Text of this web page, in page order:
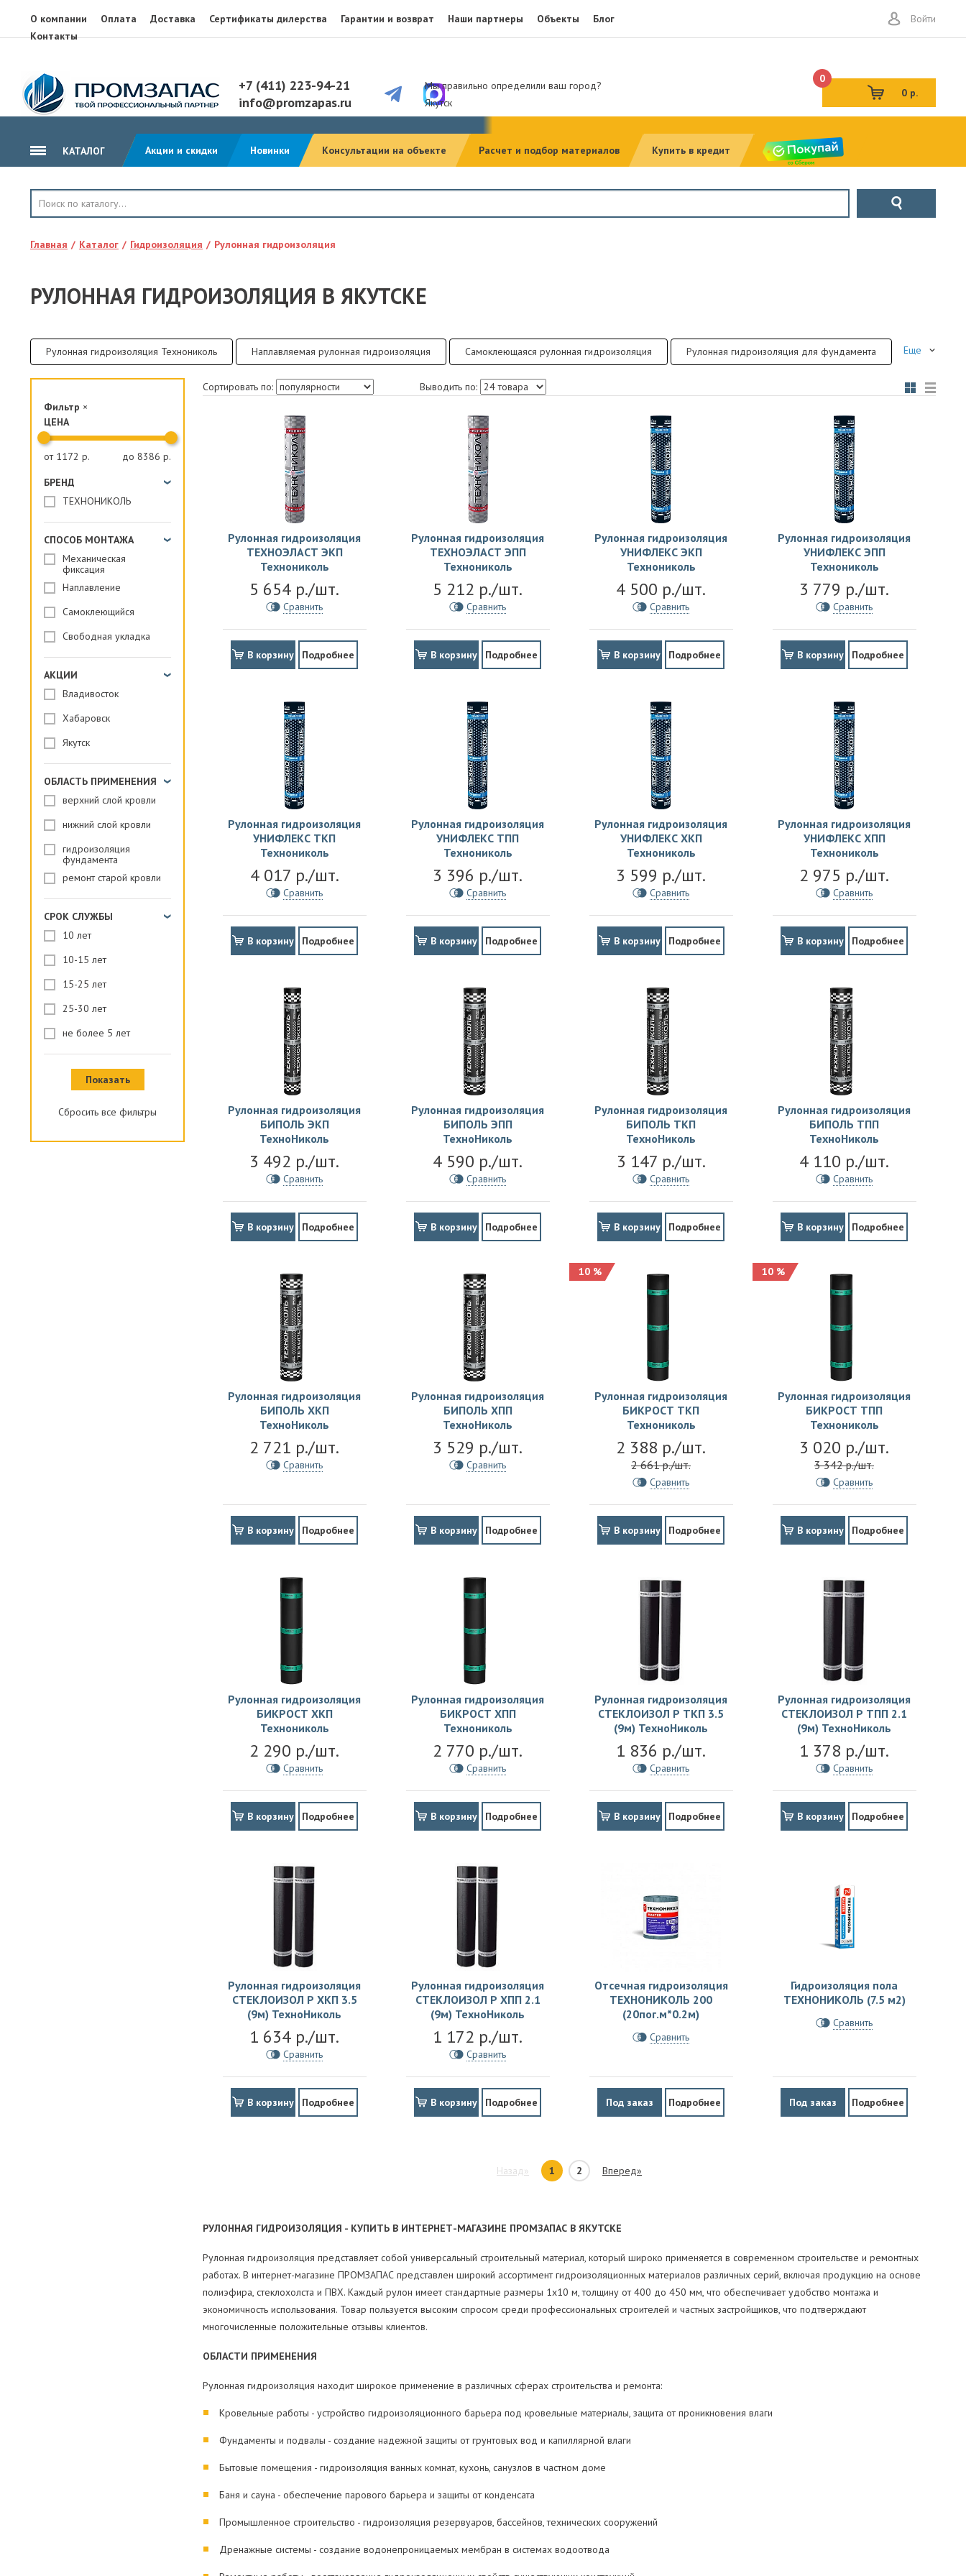
О компании Оплата Доставка Сертификаты дилерства Гарантии и возврат Наши партнеры Объекты
Блог
Контакты
Войти
+7 (411) 223-94-21
info@promzapas.ru
Мы правильно определили ваш город?
Якутск
0
0 р.
КАТАЛОГ Акции и скидки Новинки Консультации на объекте Расчет и подбор материалов Купить в кредит
ГИДРОИЗОЛЯЦИЯ
ТЕПЛОИЗОЛЯЦИЯ
КЛЕЙ, ПЕНА, ГЕРМЕТИКИ
ПАРОИЗОЛЯЦИЯ И ГИДРОВЕТРОЗАЩИТА
ОГНЕЗАЩИТА, МАТЫ
СТРОИТЕЛЬНАЯ ХИМИЯ
КРЕПЕЖИ
ГИДРОШПОНКИ
Главная Каталог Гидроизоляция Рулонная гидроизоляция
РУЛОННАЯ ГИДРОИЗОЛЯЦИЯ В ЯКУТСКЕ
Рулонная гидроизоляция Технониколь Наплавляемая рулонная гидроизоляция Самоклеющаяся рулонная гидроизоляция Рулонная гидроизоляция для фундамента Еще
Фильтр ×
ЦЕНА
от 1172 р. до 8386 р.
БРЕНД
ТЕХНОНИКОЛЬ
СПОСОБ МОНТАЖА
Механическая
фиксация
Наплавление
Самоклеющийся
Свободная укладка
АКЦИИ
Владивосток
Хабаровск
Якутск
ОБЛАСТЬ ПРИМЕНЕНИЯ
верхний слой кровли
нижний слой кровли
гидроизоляция
фундамента
ремонт старой кровли
СРОК СЛУЖБЫ
10 лет
10-15 лет
15-25 лет
25-30 лет
не более 5 лет
Сортировать по: Выводить по:
Рулонная гидроизоляция
ТЕХНОЭЛАСТ ЭКП
Технониколь
5 654 р./шт.
Сравнить
В корзину Подробнее
Рулонная гидроизоляция
ТЕХНОЭЛАСТ ЭПП
Технониколь
5 212 р./шт.
Сравнить
В корзину Подробнее
Рулонная гидроизоляция
УНИФЛЕКС ЭКП
Технониколь
4 500 р./шт.
Сравнить
В корзину Подробнее
Рулонная гидроизоляция
УНИФЛЕКС ЭПП
Технониколь
3 779 р./шт.
Сравнить
В корзину Подробнее
Рулонная гидроизоляция
УНИФЛЕКС ТКП
Технониколь
4 017 р./шт.
Сравнить
В корзину Подробнее
Рулонная гидроизоляция
УНИФЛЕКС ТПП
Технониколь
3 396 р./шт.
Сравнить
В корзину Подробнее
Рулонная гидроизоляция
УНИФЛЕКС ХКП
Технониколь
3 599 р./шт.
Сравнить
В корзину Подробнее
Рулонная гидроизоляция
УНИФЛЕКС ХПП
Технониколь
2 975 р./шт.
Сравнить
В корзину Подробнее
Рулонная гидроизоляция
БИПОЛЬ ЭКП
ТехноНиколь
3 492 р./шт.
Сравнить
В корзину Подробнее
Рулонная гидроизоляция
БИПОЛЬ ЭПП
ТехноНиколь
4 590 р./шт.
Сравнить
В корзину Подробнее
Рулонная гидроизоляция
БИПОЛЬ ТКП
ТехноНиколь
3 147 р./шт.
Сравнить
В корзину Подробнее
Рулонная гидроизоляция
БИПОЛЬ ТПП
ТехноНиколь
4 110 р./шт.
Сравнить
В корзину Подробнее
Рулонная гидроизоляция
БИПОЛЬ ХКП
ТехноНиколь
2 721 р./шт.
Сравнить
В корзину Подробнее
Рулонная гидроизоляция
БИПОЛЬ ХПП
ТехноНиколь
3 529 р./шт.
Сравнить
В корзину Подробнее
10 %
Рулонная гидроизоляция
БИКРОСТ ТКП
Технониколь
2 388 р./шт.
2 661 р./шт.
Сравнить
В корзину Подробнее
10 %
Рулонная гидроизоляция
БИКРОСТ ТПП
Технониколь
3 020 р./шт.
3 342 р./шт.
Сравнить
В корзину Подробнее
Рулонная гидроизоляция
БИКРОСТ ХКП
Технониколь
2 290 р./шт.
Сравнить
В корзину Подробнее
Рулонная гидроизоляция
БИКРОСТ ХПП
Технониколь
2 770 р./шт.
Сравнить
В корзину Подробнее
Рулонная гидроизоляция
СТЕКЛОИЗОЛ Р TКП 3.5
(9м) ТехноНиколь
1 836 р./шт.
Сравнить
В корзину Подробнее
Рулонная гидроизоляция
СТЕКЛОИЗОЛ Р TПП 2.1
(9м) ТехноНиколь
1 378 р./шт.
Сравнить
В корзину Подробнее
Рулонная гидроизоляция
СТЕКЛОИЗОЛ Р ХКП 3.5
(9м) ТехноНиколь
1 634 р./шт.
Сравнить
В корзину Подробнее
Рулонная гидроизоляция
СТЕКЛОИЗОЛ Р ХПП 2.1
(9м) ТехноНиколь
1 172 р./шт.
Сравнить
В корзину Подробнее
Отсечная гидроизоляция
ТЕХНОНИКОЛЬ 200
(20пог.м*0.2м)
Сравнить
Под заказ Подробнее
Гидроизоляция пола
ТЕХНОНИКОЛЬ (7.5 м2)
Сравнить
Под заказ Подробнее
Назад» 1 2 Вперед»
РУЛОННАЯ ГИДРОИЗОЛЯЦИЯ - КУПИТЬ В ИНТЕРНЕТ-МАГАЗИНЕ ПРОМЗАПАС В ЯКУТСКЕ
Рулонная гидроизоляция представляет собой универсальный строительный материал, который широко применяется в современном строительстве и ремонтных
работах. В интернет-магазине ПРОМЗАПАС представлен широкий ассортимент гидроизоляционных материалов различных серий, включая продукцию на основе
полиэфира, стеклохолста и ПВХ. Каждый рулон имеет стандартные размеры 1х10 м, толщину от 400 до 450 мм, что обеспечивает удобство монтажа и
экономичность использования. Товар пользуется высоким спросом среди профессиональных строителей и частных застройщиков, что подтверждают
многочисленные положительные отзывы клиентов.
ОБЛАСТИ ПРИМЕНЕНИЯ
Рулонная гидроизоляция находит широкое применение в различных сферах строительства и ремонта:
Кровельные работы - устройство гидроизоляционного барьера под кровельные материалы, защита от проникновения влаги
Фундаменты и подвалы - создание надежной защиты от грунтовых вод и капиллярной влаги
Бытовые помещения - гидроизоляция ванных комнат, кухонь, санузлов в частном доме
Баня и сауна - обеспечение парового барьера и защиты от конденсата
Промышленное строительство - гидроизоляция резервуаров, бассейнов, технических сооружений
Дренажные системы - создание водонепроницаемых мембран в системах водоотвода